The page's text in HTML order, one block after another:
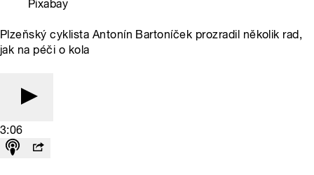
Pixabay
Plzeňský cyklista Antonín Bartoníček prozradil několik rad,
jak na péči o kola
3:06